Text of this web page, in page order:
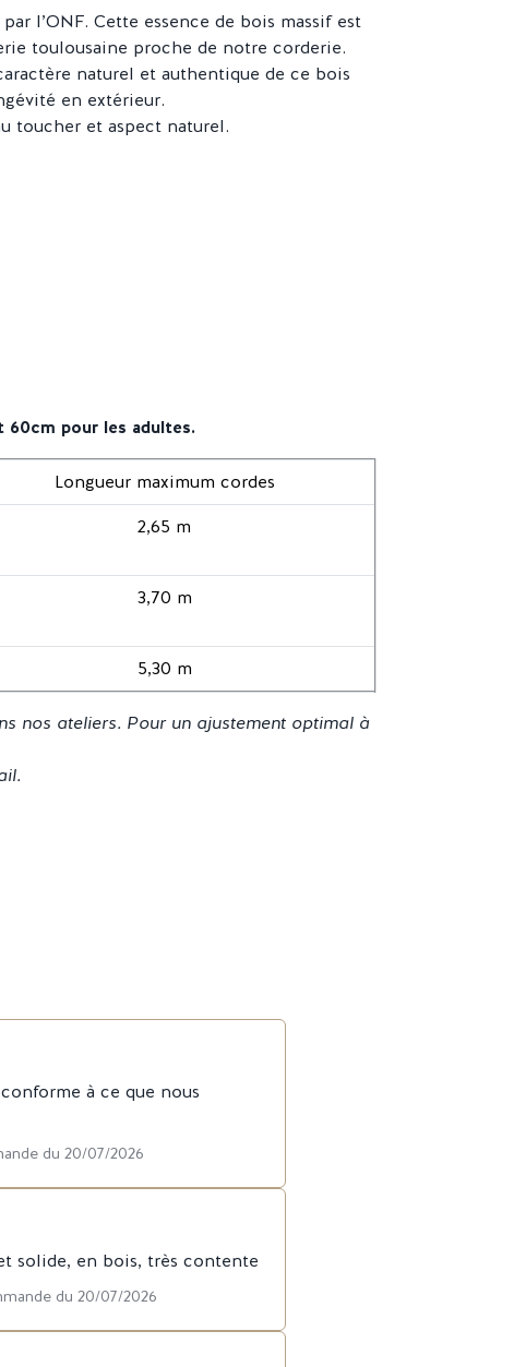
l’ONF. Cette essence de bois massif est
toulousaine proche de notre corderie.
naturel et authentique de ce bois
en extérieur.
toucher et aspect naturel.
pour les adultes.
Longueur maximum cordes
2,65 m
3,70 m
5,30 m
nos ateliers. Pour un ajustement optimal à
à ce que nous
du 20/07/2026
solide, en bois, très contente
du 20/07/2026